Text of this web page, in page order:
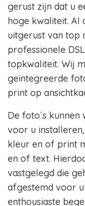
gerust zijn dat u
hoge kwaliteit. Al
uitgerust van top
professionele
topkwaliteit. Wij
geïntegreerde
print op
De foto´s
voor u
kleur en of print
en of text.
vastgelegd die
afgestemd voor
enthousiaste